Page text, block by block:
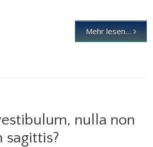
Mehr lesen…
nulla non
sagittis?